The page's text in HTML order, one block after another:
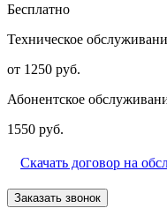
Бесплатно
Техническое
от 1250 руб.
Абонентское
1550 руб.
Скачать договор на
Заказать звонок